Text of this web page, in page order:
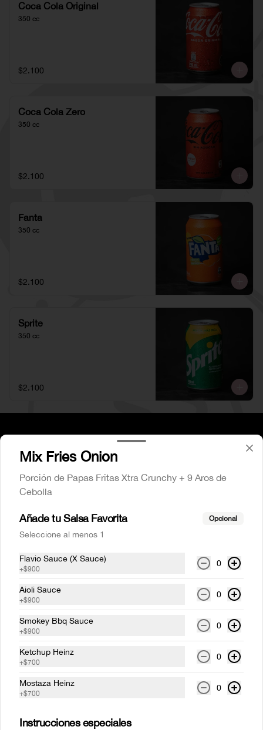
Coca Cola Original
350 cc
$2.100
Coca Cola Zero
350 cc
$2.100
Fanta
350 cc
$2.100
Sprite
350 cc
$2.100
Conócenos
Despacho
Politica de Consumidor y Campaña
Política de privacidad y tratamiento de datos personales
Términos y condiciones
Política de privacidad
Redes sociales
Mix Fries Onion
Porción de Papas Fritas Xtra Crunchy + 9 Aros de
Cebolla
Añade tu Salsa Favorita Opcional
Seleccione al menos 1
Flavio Sauce (X Sauce)
+$900
0
Aioli Sauce
+$900
0
Smokey Bbq Sauce
+$900
0
Ketchup Heinz
+$700
0
Mostaza Heinz
+$700
0
Instrucciones especiales